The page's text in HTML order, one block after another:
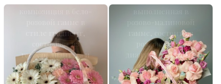
стиле градиент,
состоящая из
гербер, диантуса и
эвкалипта в
плетёной корзине.
выполненная в
розово-малиновой
гамме, состоит из
роз, орхидей,
диантуса, эустомы,
тюльпанов и
эвкалипта в